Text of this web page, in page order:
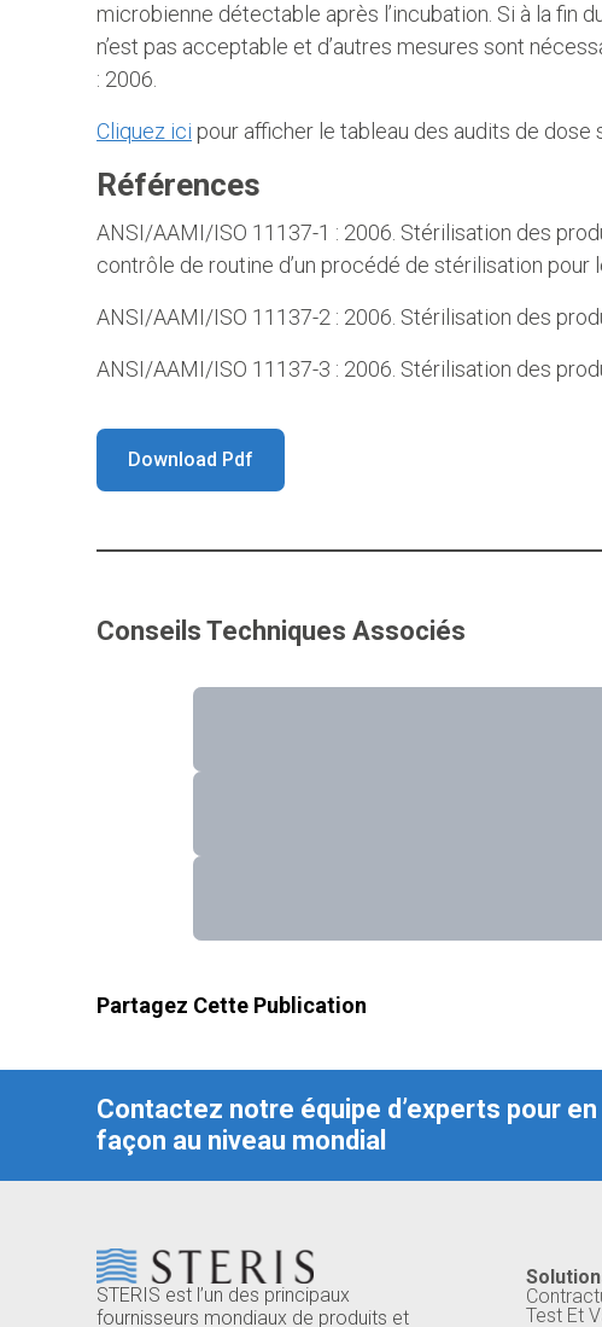
microbienne détectable après l’incubation. Si à la
n’est pas acceptable et d’autres mesures sont
: 2006.
Cliquez ici pour afficher le tableau des audits de
Références
ANSI/AAMI/ISO 11137-1 : 2006. Stérilisation des
contrôle de routine d’un procédé de stérilisation pour
ANSI/AAMI/ISO 11137-2 : 2006. Stérilisation des
ANSI/AAMI/ISO 11137-3 : 2006. Stérilisation des
Download Pdf
Conseils Techniques Associés
Partagez Cette Publication
Contactez notre équipe d’experts pour
façon au niveau mondial
STERIS est l’un des principaux
fournisseurs mondiaux de produits et
Test Et